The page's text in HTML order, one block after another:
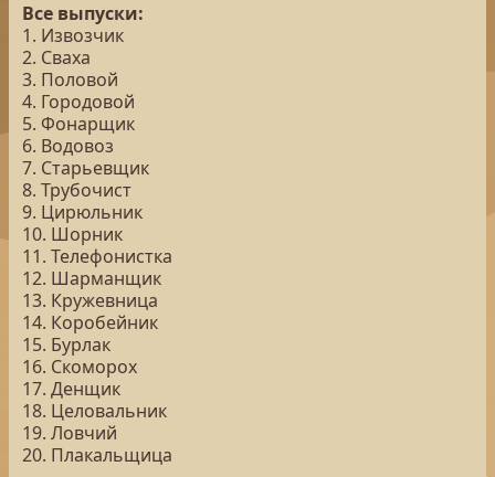
Все выпуски:
1. Извозчик
2. Сваха
3. Половой
4. Городовой
5. Фонарщик
6. Водовоз
7. Старьевщик
8. Трубочист
9. Цирюльник
10. Шорник
11. Телефонистка
12. Шарманщик
13. Кружевница
14. Коробейник
15. Бурлак
16. Скоморох
17. Денщик
18. Целовальник
19. Ловчий
20. Плакальщица